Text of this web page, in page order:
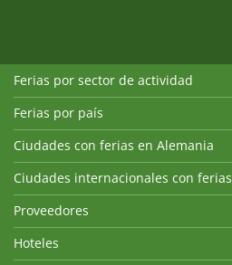
Ferias por sector de actividad
Ferias por país
Ciudades con ferias en Alemania
Ciudades internacionales con ferias
Proveedores
Hoteles